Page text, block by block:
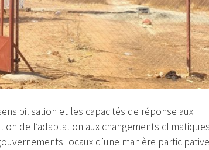
et les capacités de réponse aux
de l’adaptation aux changements climatiques
locaux d’une manière participative